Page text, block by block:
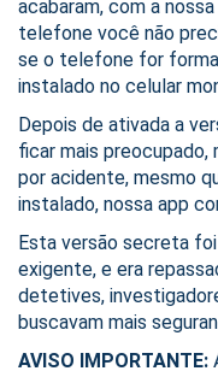
acabaram, com a
telefone você não
se o telefone for
instalado no celular
Depois de ativada a
ficar mais
por acidente, mesmo
instalado, nossa app
Esta versão secreta
exigente, e era
detetives,
buscavam mais
AVISO IMPORTANTE: